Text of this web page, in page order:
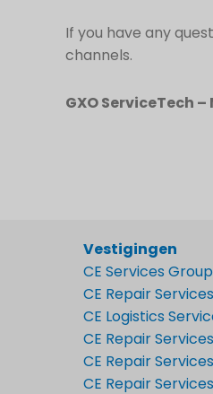
If you have any
channels.
GXO ServiceTech
Vestigingen
CE Services Group
CE Repair
CE Logistics
CE Repair
CE Repair
CE Repair